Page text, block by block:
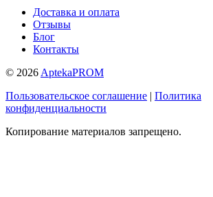
Доставка и оплата
Отзывы
Блог
Контакты
© 2026 AptekaPROM
Пользовательское соглашение | Политика
конфиденциальности
Копирование материалов запрещено.